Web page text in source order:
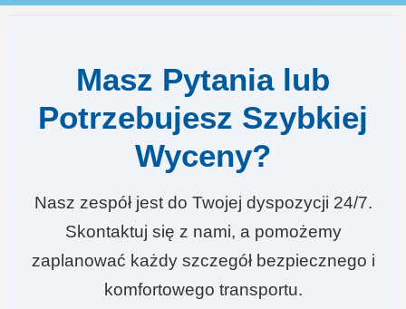
Masz Pytania lub
Potrzebujesz Szybkiej
Wyceny?
Nasz zespół jest do Twojej dyspozycji 24/7.
Skontaktuj się z nami, a pomożemy
zaplanować każdy szczegół bezpiecznego i
komfortowego transportu.